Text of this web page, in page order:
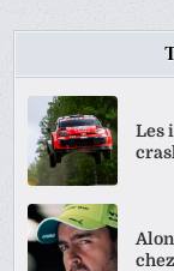
Les